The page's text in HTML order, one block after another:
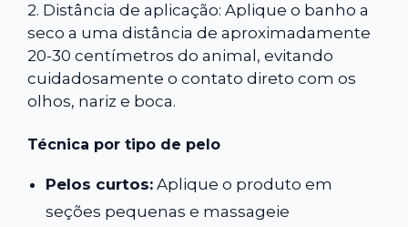
2. Distância de aplicação: Aplique o banho a
seco a uma distância de aproximadamente
20-30 centímetros do animal, evitando
cuidadosamente o contato direto com os
olhos, nariz e boca.
Técnica por tipo de pelo
Pelos curtos: Aplique o produto em
seções pequenas e massageie